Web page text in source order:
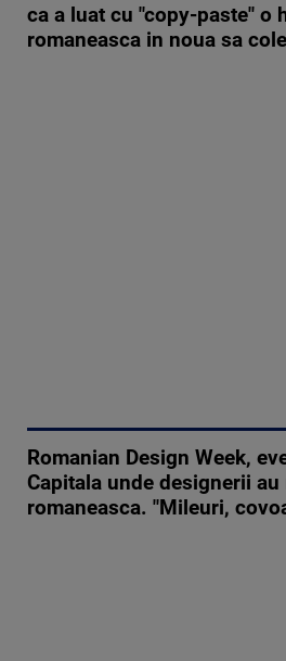
ca a luat cu "copy-paste" o
romaneasca in noua sa
Romanian Design Week,
Capitala unde designerii
romaneasca. "Mileuri,